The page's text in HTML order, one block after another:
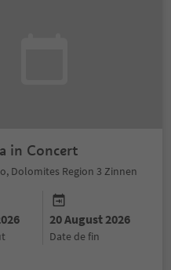
in Concert
Dolomites Region 3 Zinnen
20 August 2026
date de fin